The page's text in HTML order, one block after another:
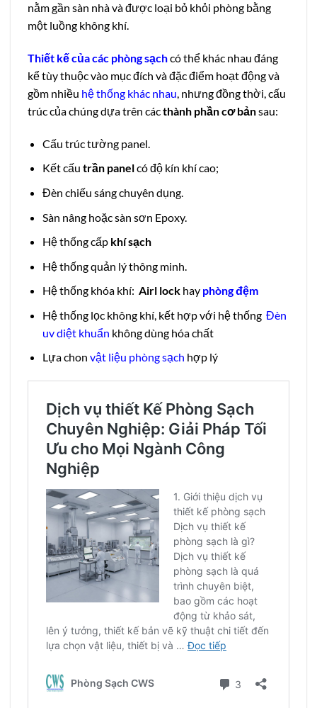
nằm gần sàn nhà và được loại bỏ khỏi phòng bằng
một luồng không khí.
Thiết kế của các phòng sạchcó thể khác nhau đáng
kể tùy thuộc vào mục đích và đặc điểm hoạt động và
gồm nhiều hệ thống khác nhau, nhưng đồng thời, cấu
trúc của chúng dựa trên cácthành phần cơ bảnsau:
Cấu trúc tường panel.
Kết cấu trần panelcó độ kín khí cao;
Đèn chiếu sáng chuyên dụng.
Sàn nâng hoặc sàn sơn Epoxy.
Hệ thống cấp khí sạch
Hệ thống quản lý thông minh.
Hệ thống khóa khí: Airl lockhay phòng đệm
Hệ thống lọc không khí, kết hợp với hệ thống Đèn
uv diệt khuẩn không dùng hóa chất
Lựa chon vật liệu phòng sạch hợp lý